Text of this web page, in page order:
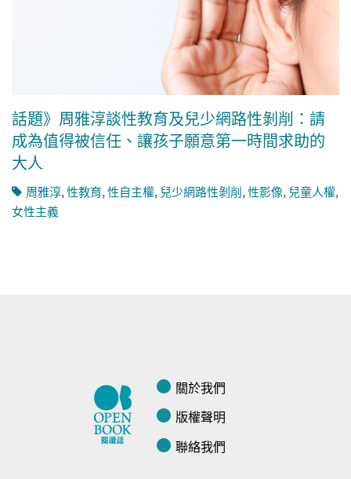
話題》周雅淳談性教育及兒少網路性剝削：請
成為值得被信任、讓孩子願意第一時間求助的
大人
周雅淳,性教育,性自主權, 兒少網路性剝削,性影像, 兒童人權,
女性主義
關於我們
版權聲明
聯絡我們